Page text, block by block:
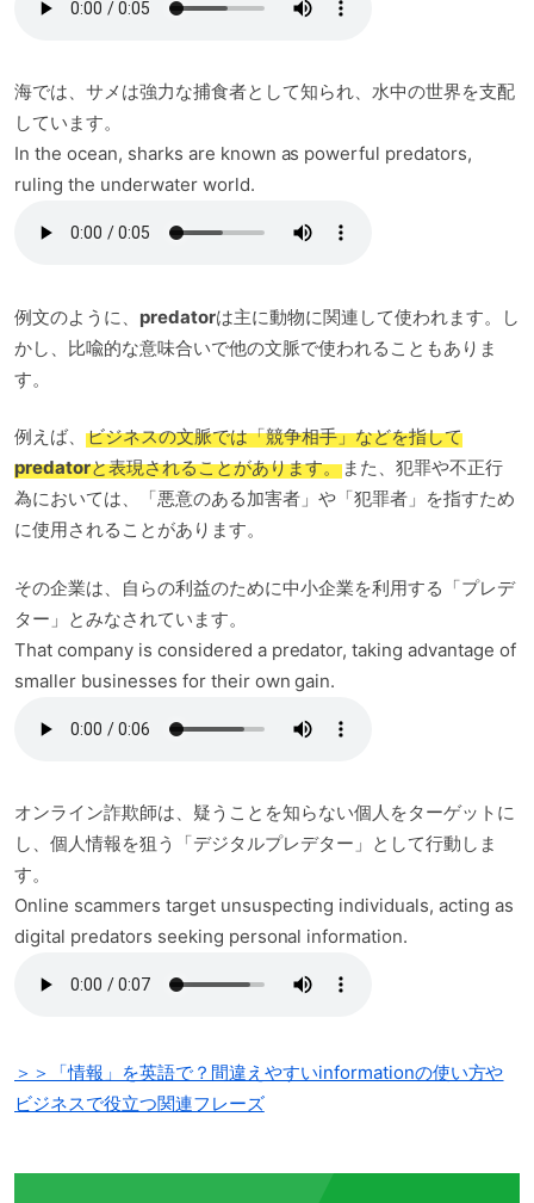
海では、サメは強力な捕食者として知られ、水中の世界を支配
しています。
In the ocean, sharks are known as powerful predators,
ruling the underwater world.
例文のように、 predatorは主に動物に関連して使われます。し
かし、比喩的な意味合いで他の文脈で使われることもありま
す。
例えば、 ビジネスの文脈では「競争相手」などを指して
predatorと表現されることがあります。また、犯罪や不正行
為においては、「悪意のある加害者」や「犯罪者」を指すため
に使用されることがあります。
その企業は、自らの利益のために中小企業を利用する「プレデ
ター」とみなされています。
That company is considered a predator, taking advantage of
smaller businesses for their own gain.
オンライン詐欺師は、疑うことを知らない個人をターゲットに
し、個人情報を狙う「デジタルプレデター」として行動しま
す。
Online scammers target unsuspecting individuals, acting as
digital predators seeking personal information.
＞＞「情報」を英語で？間違えやすいinformationの使い方や
ビジネスで役立つ関連フレーズ